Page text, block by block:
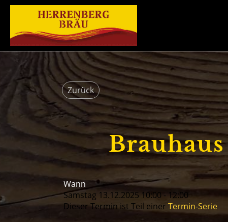
Zurück
Wann
Samstag 13.12.2025 10:00 - 12:00
Dieser Termin ist Teil einer Termin-Serie